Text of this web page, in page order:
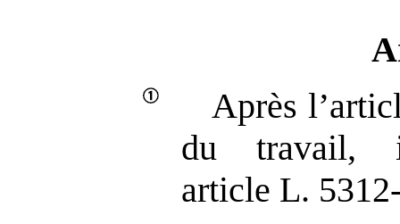
Après
du travail,
article L.